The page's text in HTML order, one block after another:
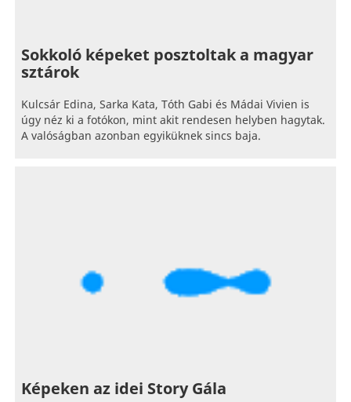
Sokkoló képeket posztoltak a magyar
sztárok
Kulcsár Edina, Sarka Kata, Tóth Gabi és Mádai Vivien is
úgy néz ki a fotókon, mint akit rendesen helyben hagytak.
A valóságban azonban egyiküknek sincs baja.
Képeken az idei Story Gála